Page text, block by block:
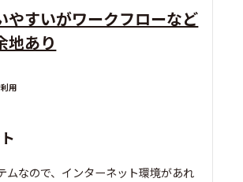
やすいがワークフローなど
地あり
用
ムなので、インターネット環境があれ